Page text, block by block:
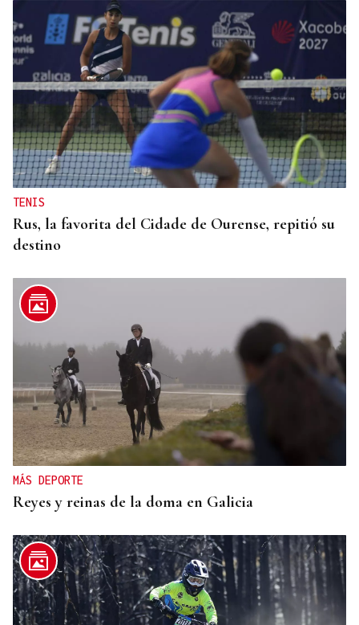
TENIS
Rus, la favorita del Cidade de Ourense, repitió su
destino
MÁS DEPORTE
Reyes y reinas de la doma en Galicia